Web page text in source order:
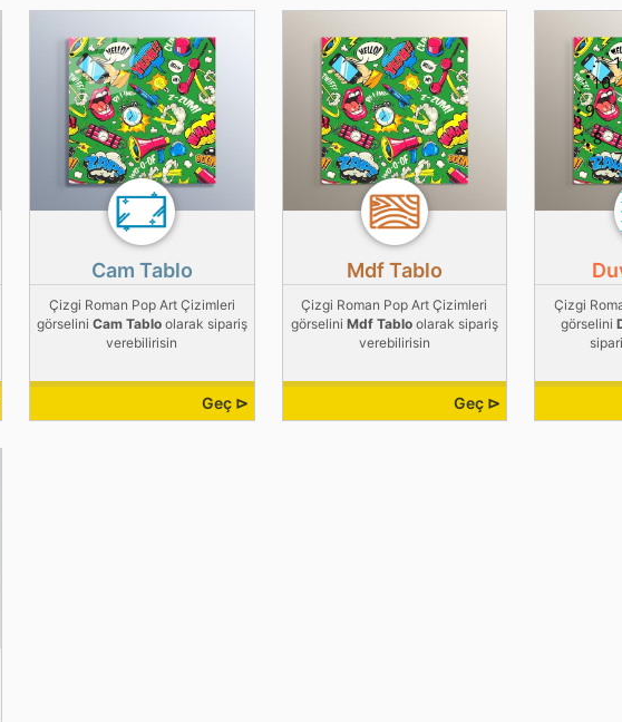
Cam Tablo
Çizgi Roman Pop Art Çizimleri
görselini Cam Tabloolarak sipariş
verebilirisin
Geç ⊳
Mdf Tablo
Çizgi Roman Pop Art Çizimleri
görselini Mdf Tabloolarak sipariş
verebilirisin
Geç ⊳
Çizgi
görselini